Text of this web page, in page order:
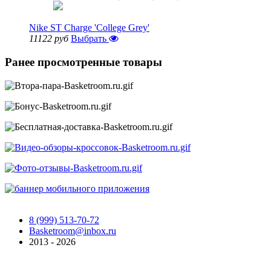
Nike ST Charge 'College Grey'
11122 руб Выбрать
Ранее просмотренные товары
8 (999) 513-70-72
Basketroom@inbox.ru
2013 - 2026